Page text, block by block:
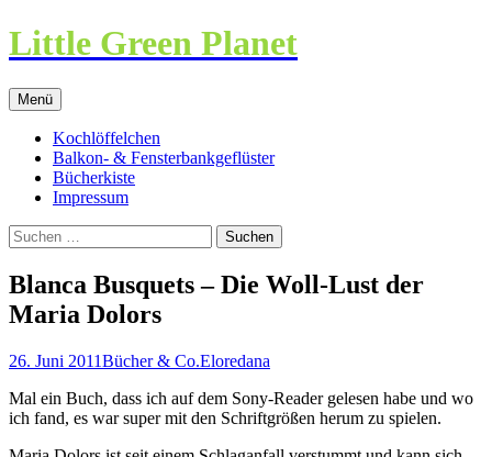
Little Green Planet
Menü Zum
Inhalt
springen
Kochlöffelchen
Balkon- & Fensterbankgeflüster
Bücherkiste
Impressum
Suchen
nach:
Blanca Busquets – Die Woll-Lust der
Maria Dolors
26. Juni 2011Bücher & Co.Eloredana
Mal ein Buch, dass ich auf dem Sony-Reader gelesen habe und wo
ich fand, es war super mit den Schriftgrößen herum zu spielen.